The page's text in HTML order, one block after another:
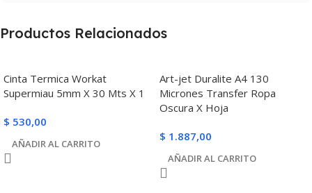
Productos Relacionados
Cinta Termica Workat
Supermiau 5mm X 30 Mts X 1
$ 530,00
AÑADIR AL CARRITO
Art-jet Duralite A4 130
Micrones Transfer Ropa
Oscura X Hoja
$ 1.887,00
AÑADIR AL CARRITO